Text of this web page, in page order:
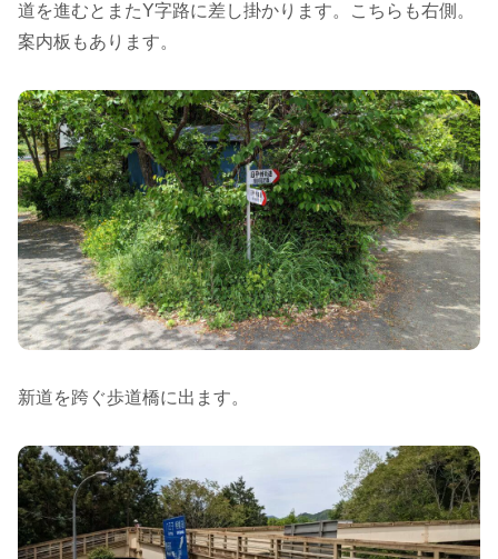
道を進むとまたY字路に差し掛かります。こちらも右側。
案内板もあります。
新道を跨ぐ歩道橋に出ます。